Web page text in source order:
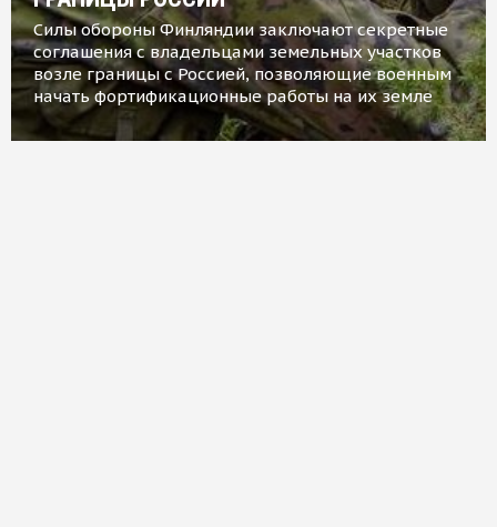
Силы обороны Финляндии заключают секретные
соглашения с владельцами земельных участков
возле границы с Россией, позволяющие военным
начать фортификационные работы на их земле